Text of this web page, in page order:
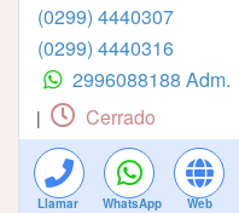
(0299) 4440307
(0299) 4440316
2996088188 Adm.
| Cerrado
Llamar WhatsApp Web